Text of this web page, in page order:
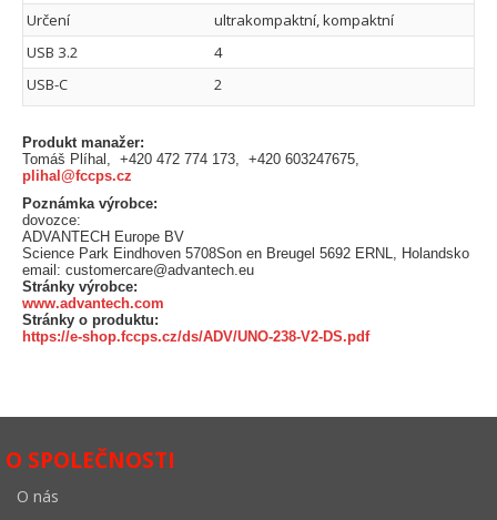
Určení
ultrakompaktní, kompaktní
USB 3.2
4
USB-C
2
Produkt manažer:
Tomáš Plíhal, +420 472 774 173, +420 603247675,
plihal@fccps.cz
Poznámka výrobce:
dovozce:
ADVANTECH Europe BV
Science Park Eindhoven 5708Son en Breugel 5692 ERNL, Holandsko
email: customercare@advantech.eu
Stránky výrobce:
www.advantech.com
Stránky o produktu:
https://e-shop.fccps.cz/ds/ADV/UNO-238-V2-DS.pdf
O SPOLEČNOSTI
O nás